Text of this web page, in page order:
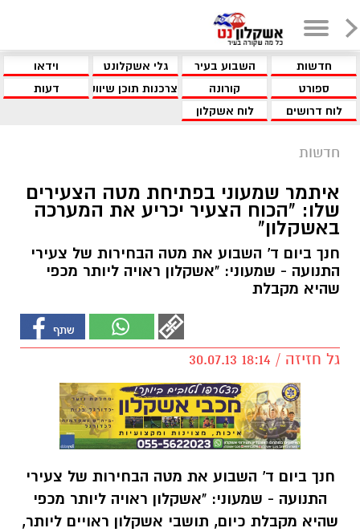
חדשות השבוע בעיר גלי אשקלונט
וידאו
ספורט
קורונה צרכנות תוכן שיווקי
דעות
לוח דרושים
לוח אשקלון
חדשות
איתמר שמעוני בפתיחת מטה הצעירים
שלו: "הכוח הצעיר יכריע את המערכה
באשקלון"
חנך ביום ד' השבוע את מטה הבחירות של צעירי
התנועה - שמעוני: "אשקלון ראויה ליותר מכפי
שהיא מקבלת
גל חזיזה / 18:14 30.07.13
חנך ביום ד' השבוע את מטה הבחירות של צעירי
התנועה - שמעוני: "אשקלון ראויה ליותר מכפי
שהיא מקבלת כיום, תושבי אשקלון ראויים ליותר,